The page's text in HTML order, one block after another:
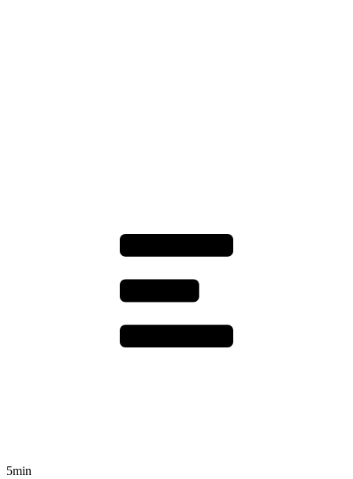
5min